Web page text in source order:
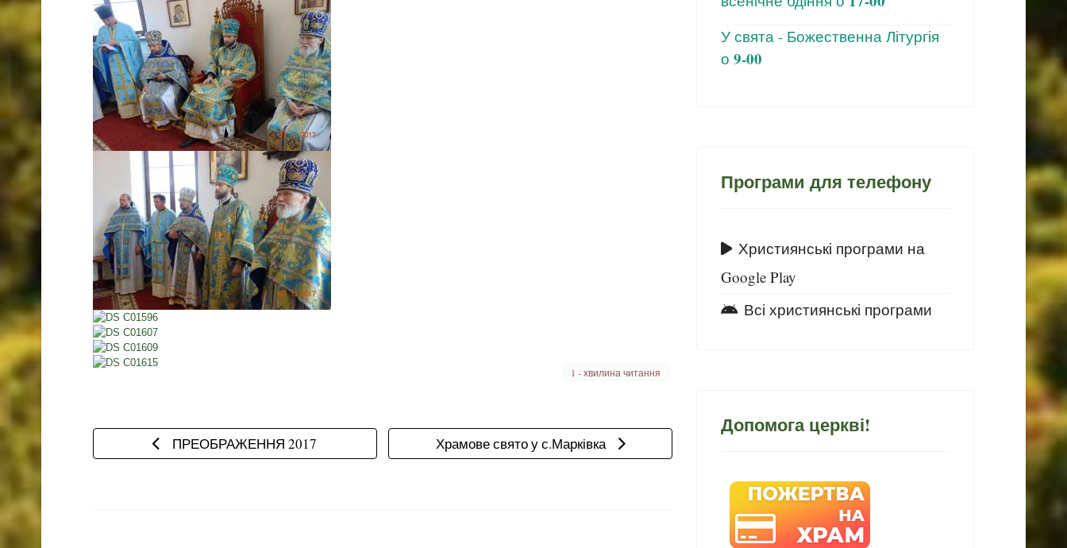
1 - хвилина читання
Попередня стаття: ПРЕОБРАЖЕННЯ 2017
ПРЕОБРАЖЕННЯ 2017 Наступна стаття: Храмове свято у с.Марківка
Храмове свято у с.Марківка
У свята - Божественна Літургія
о 9-00
Програми для телефону
Християнські програми на
Google Play
Всі християнські програми
Допомога церкві!